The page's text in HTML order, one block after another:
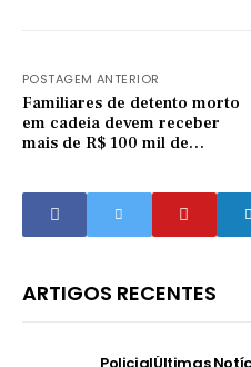
POSTAGEM ANTERIOR
Familiares de detento morto
em cadeia devem receber
mais de R$ 100 mil de
ARTIGOS RECENTES